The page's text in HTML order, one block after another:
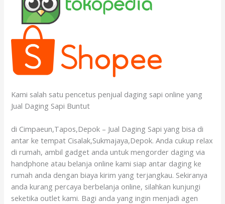
Kami salah satu pencetus penjual daging sapi online yang
Jual Daging Sapi Buntut
di Cimpaeun,Tapos,Depok – Jual Daging Sapi yang bisa di
antar ke tempat Cisalak,Sukmajaya,Depok. Anda cukup relax
di rumah, ambil gadget anda untuk mengorder daging via
handphone atau belanja online kami siap antar daging ke
rumah anda dengan biaya kirim yang terjangkau. Sekiranya
anda kurang percaya berbelanja online, silahkan kunjungi
seketika outlet kami. Bagi anda yang ingin menjadi agen